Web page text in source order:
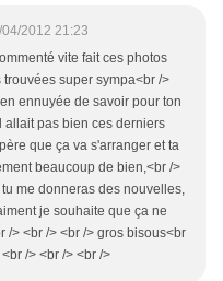
04/2012 21:23
vite fait ces photos
super sympa<br />
ennuyée de savoir pour ton
allait pas bien ces derniers
que ça va s'arranger et ta
beaucoup de bien,<br />
me donneras des nouvelles,
je souhaite que ça ne
/> <br /> <br /> gros bisous<br
/> <br /> <br />